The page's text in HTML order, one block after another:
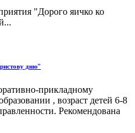
"Дорого яичко ко
дню"
прикладному
, возраст детей 6-8
Рекомендована